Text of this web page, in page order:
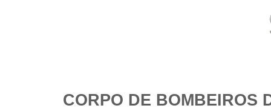
CORPO DE BOMBEIROS